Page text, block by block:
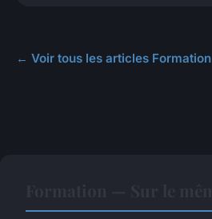
← Voir tous les articles Formation